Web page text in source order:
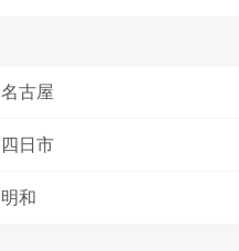
名古屋
四日市
明和